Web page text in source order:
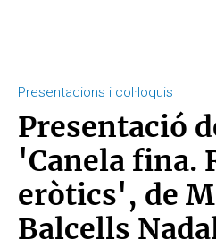
Presentacions i col·loquis
Presentació
'Canela fina.
eròtics', de
Balcells